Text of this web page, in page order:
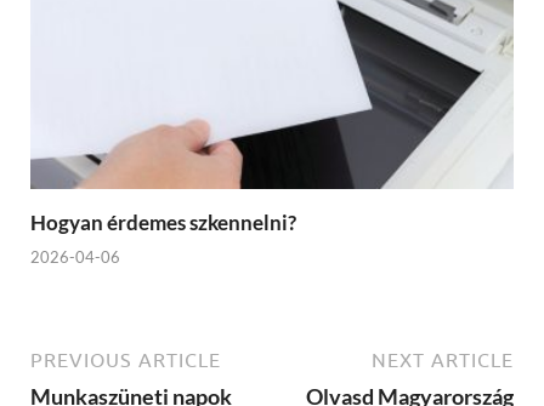
Hogyan érdemes szkennelni?
2026-04-06
PREVIOUS ARTICLE
Munkaszüneti napok
NEXT ARTICLE
Olvasd Magyarország